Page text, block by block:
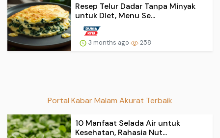
Resep Telur Dadar Tanpa Minyak
untuk Diet, Menu Se...
3 months ago 258
Portal Kabar Malam Akurat Terbaik
10 Manfaat Selada Air untuk
Kesehatan, Rahasia Nut...